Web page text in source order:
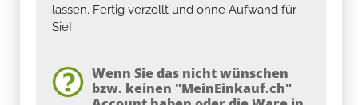
lassen. Fertig verzollt und ohne Aufwand für
Sie!
Wenn Sie das nicht wünschen
bzw. keinen "MeinEinkauf.ch"